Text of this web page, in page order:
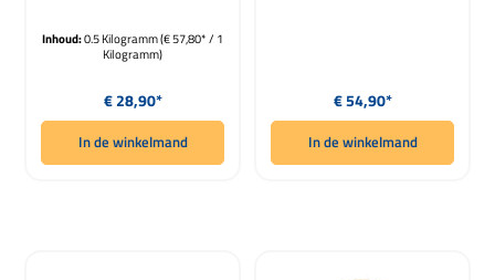
Inhoud:0.5 Kilogramm(€ 57,80* / 1
Kilogramm)
Normale prijs:
€ 28,90*
In de winkelmand
Normale prijs:
€ 54,90*
In de winkelmand